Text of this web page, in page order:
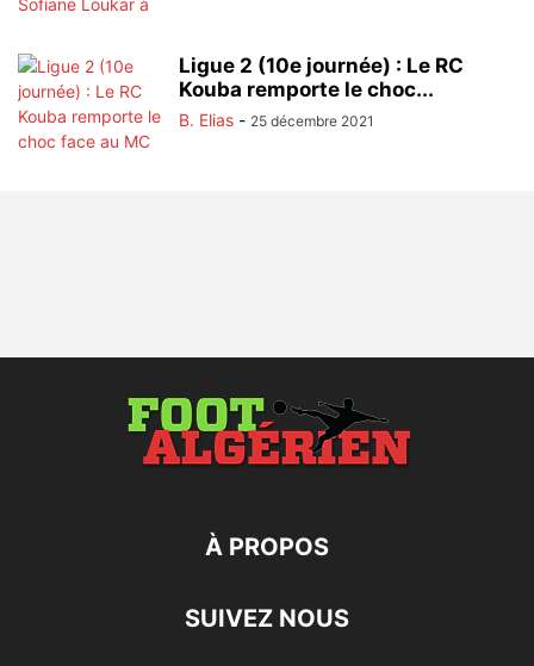
Ligue 2 (10e journée) : Le RC
Kouba remporte le choc...
B. Elias - 25 décembre 2021
À PROPOS
SUIVEZ NOUS